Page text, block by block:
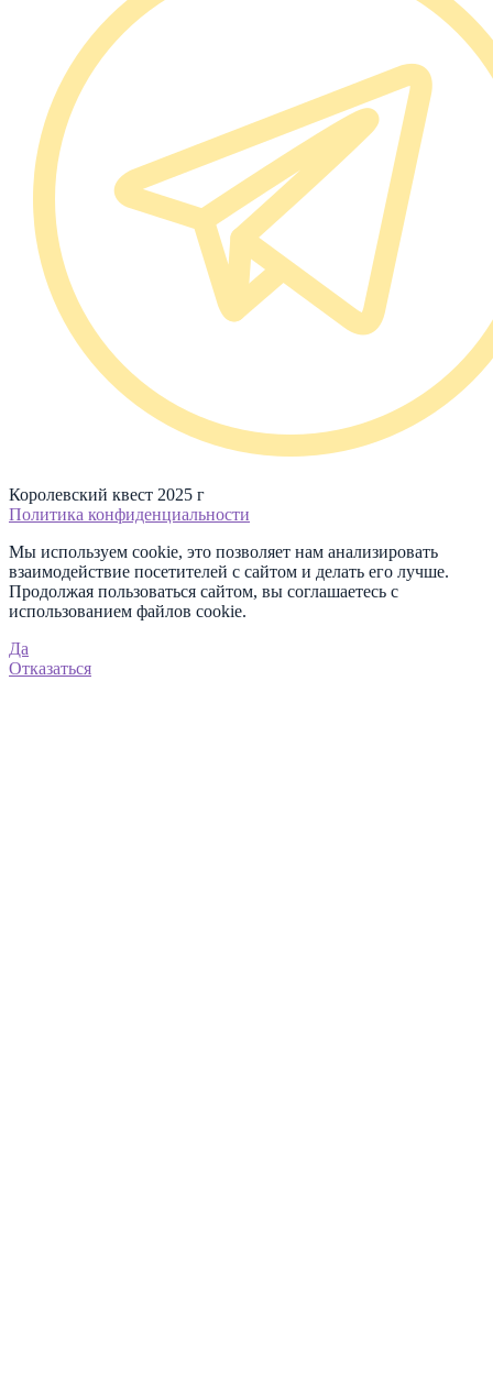
Королевский квест 2025 г
Политика конфиденциальности
Мы используем cookie, это позволяет нам анализировать
взаимодействие посетителей с сайтом и делать его лучше.
Продолжая пользоваться сайтом, вы соглашаетесь с
использованием файлов cookie.
Да
Отказаться